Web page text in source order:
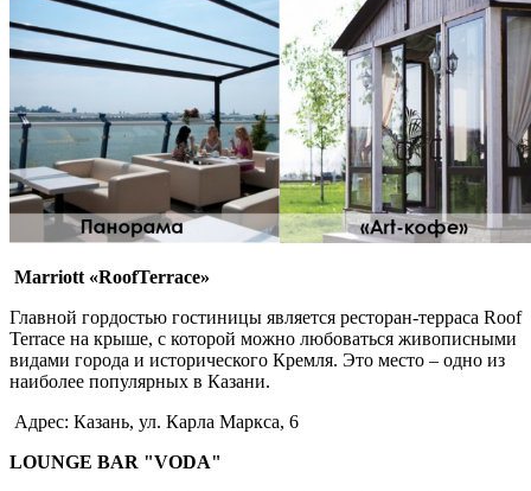
Marriott «RoofTerrace»
Главной гордостью гостиницы является ресторан-терраса Roof
Terrace на крыше, с которой можно любоваться живописными
видами города и исторического Кремля. Это место – одно из
наиболее популярных в Казани.
Адрес: Казань, ул. Карла Маркса, 6
LOUNGE BAR "VODA"